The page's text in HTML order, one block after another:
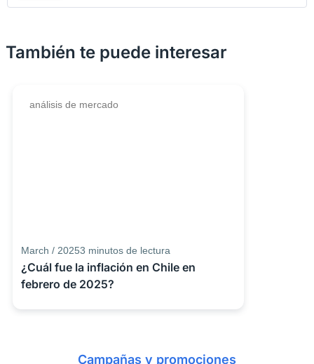
También te puede interesar
análisis de mercado
March / 20253 minutos de lectura
¿Cuál fue la inflación en Chile en
febrero de 2025?
Campañas y promociones